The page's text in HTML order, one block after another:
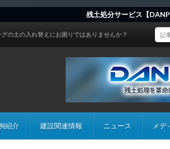
残土処分サービス【
紹介 建設関連情報 ニュース メデ
替えにお困りではありませんか？